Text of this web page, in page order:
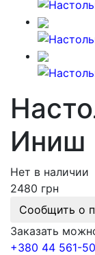
Иниш
Нет в наличии
2480 грн
Сообщить о
Заказать
+380 44 561-